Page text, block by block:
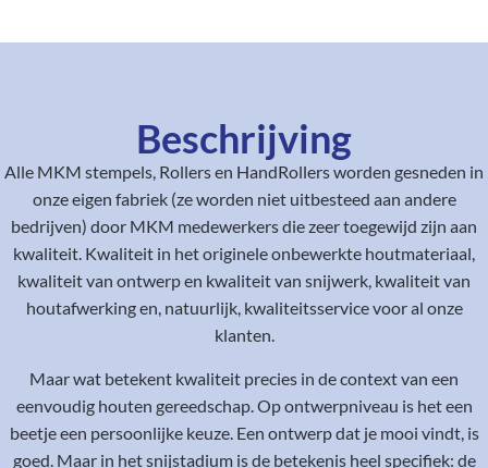
Beschrijving
Alle MKM stempels, Rollers en HandRollers worden gesneden in
onze eigen fabriek (ze worden niet uitbesteed aan andere
bedrijven) door MKM medewerkers die zeer toegewijd zijn aan
kwaliteit. Kwaliteit in het originele onbewerkte houtmateriaal,
kwaliteit van ontwerp en kwaliteit van snijwerk, kwaliteit van
houtafwerking en, natuurlijk, kwaliteitsservice voor al onze
klanten.
Maar wat betekent kwaliteit precies in de context van een
eenvoudig houten gereedschap. Op ontwerpniveau is het een
beetje een persoonlijke keuze. Een ontwerp dat je mooi vindt, is
goed. Maar in het snijstadium is de betekenis heel specifiek: de